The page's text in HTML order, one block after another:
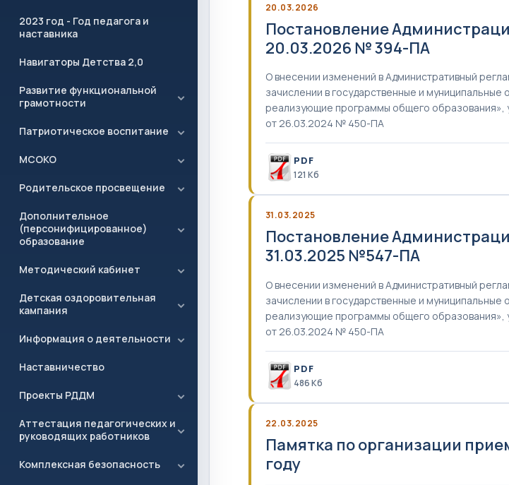
2023 год - Год педагога и
наставника
Навигаторы Детства 2,0
Развитие функциональной
грамотности
Патриотическое воспитание
МСОКО
Родительское просвещение
Дополнительное
(персонифицированное)
образование
Методический кабинет
Детская оздоровительная
кампания
Информация о деятельности
Наставничество
Проекты РДДМ
Аттестация педагогических и
руководящих работников
Комплексная безопасность
20.03.2026
Постановление
20.03.2026 № 394-ПА
О внесении изменений в Административный
зачислении в государственные и
реализующие программы общего образования»,
от 26.03.2024 № 450-ПА
PDF
121 Кб
31.03.2025
Постановление
31.03.2025 №547-ПА
О внесении изменений в Административный
зачислении в государственные и
реализующие программы общего образования»,
от 26.03.2024 № 450-ПА
PDF
486 Кб
22.03.2025
Памятка по организации
году